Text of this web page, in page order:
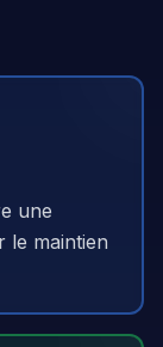
une
le maintien